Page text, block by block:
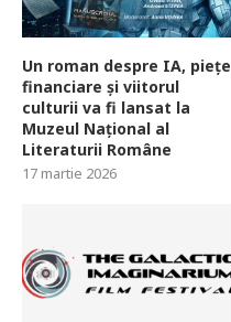
Un roman despre IA, piețe
financiare și viitorul
culturii va fi lansat la
Muzeul Național al
Literaturii Române
17 martie 2026